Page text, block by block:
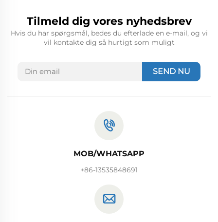
Tilmeld dig vores nyhedsbrev
Hvis du har spørgsmål, bedes du efterlade en e-mail, og vi
vil kontakte dig så hurtigt som muligt
SEND NU
MOB/WHATSAPP
+86-13535848691